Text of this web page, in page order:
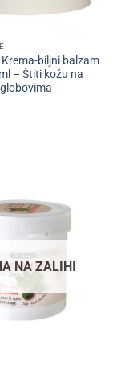
Krema-biljni balzam
– Štiti kožu na
NA ZALIHI